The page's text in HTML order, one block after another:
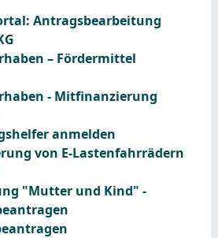
Antragsbearbeitung
– Fördermittel
- Mitfinanzierung
anmelden
von E-Lastenfahrrädern
"Mutter und Kind" -